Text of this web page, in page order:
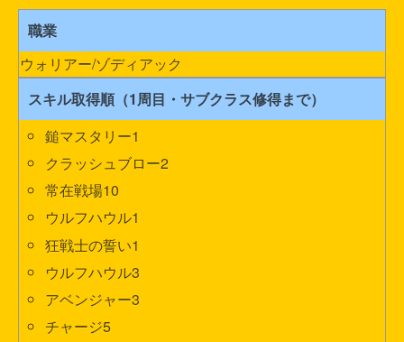
職業
ウォリアー/ゾディアック
スキル取得順（1周目・サブクラス修得まで）
鎚マスタリー1
クラッシュブロー2
常在戦場10
ウルフハウル1
狂戦士の誓い1
ウルフハウル3
アベンジャー3
チャージ5